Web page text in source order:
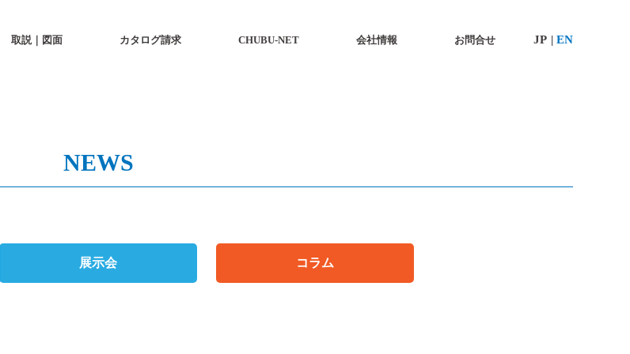
取説｜図面 カタログ請求 CHUBU-NET 会社情報 お問合せ JP EN
NEWS
展示会 コラム
取説｜図面 カタログ請求 CHUBU-NET 会社情報 お問合せ JP EN